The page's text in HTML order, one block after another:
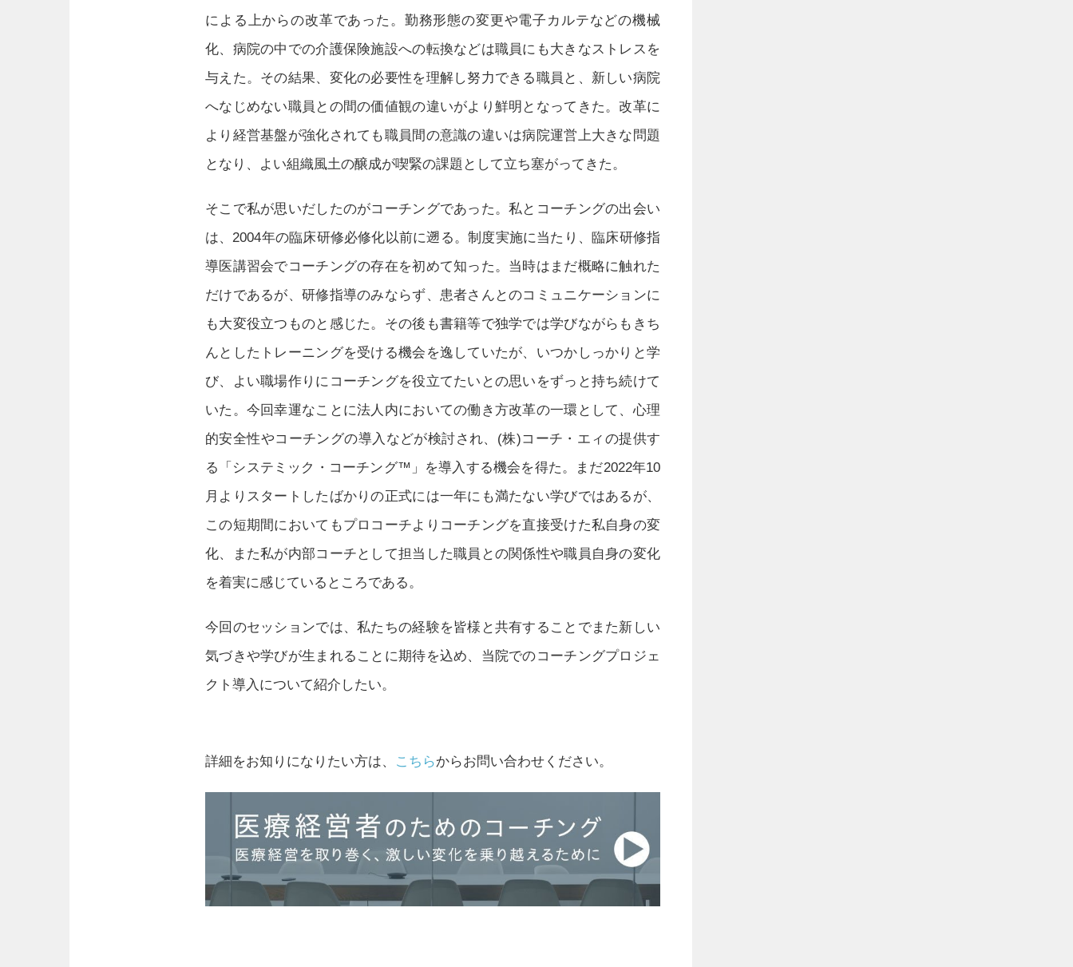
による上からの改革であった。勤務形態の変更や電子カルテなどの機械
化、病院の中での介護保険施設への転換などは職員にも大きなストレスを
与えた。その結果、変化の必要性を理解し努力できる職員と、新しい病院
へなじめない職員との間の価値観の違いがより鮮明となってきた。改革に
より経営基盤が強化されても職員間の意識の違いは病院運営上大きな問題
となり、よい組織風土の醸成が喫緊の課題として立ち塞がってきた。
そこで私が思いだしたのがコーチングであった。私とコーチングの出会い
は、2004年の臨床研修必修化以前に遡る。制度実施に当たり、臨床研修指
導医講習会でコーチングの存在を初めて知った。当時はまだ概略に触れた
だけであるが、研修指導のみならず、患者さんとのコミュニケーションに
も大変役立つものと感じた。その後も書籍等で独学では学びながらもきち
んとしたトレーニングを受ける機会を逸していたが、いつかしっかりと学
び、よい職場作りにコーチングを役立てたいとの思いをずっと持ち続けて
いた。今回幸運なことに法人内においての働き方改革の一環として、心理
的安全性やコーチングの導入などが検討され、(株)コーチ・エィの提供す
る「システミック・コーチング™」を導入する機会を得た。まだ2022年10
月よりスタートしたばかりの正式には一年にも満たない学びではあるが、
この短期間においてもプロコーチよりコーチングを直接受けた私自身の変
化、また私が内部コーチとして担当した職員との関係性や職員自身の変化
を着実に感じているところである。
今回のセッションでは、私たちの経験を皆様と共有することでまた新しい
気づきや学びが生まれることに期待を込め、当院でのコーチングプロジェ
クト導入について紹介したい。
詳細をお知りになりたい方は、 こちらからお問い合わせください。